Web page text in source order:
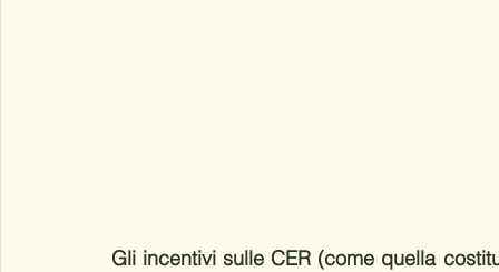
Gli incentivi sulle CER (come quella